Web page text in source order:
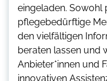
eingeladen. Sowohl
pflegebedürftige
den vielfältigen
beraten lassen und
Anbieter*innen und
innovativen